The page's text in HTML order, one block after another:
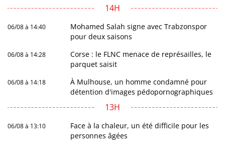
14H
06/08 à 14:40
Mohamed Salah signe avec Trabzonspor
pour deux saisons
06/08 à 14:28
Corse : le FLNC menace de représailles, le
parquet saisit
06/08 à 14:18
À Mulhouse, un homme condamné pour
détention d'images pédopornographiques
13H
06/08 à 13:10
Face à la chaleur, un été difficile pour les
personnes âgées